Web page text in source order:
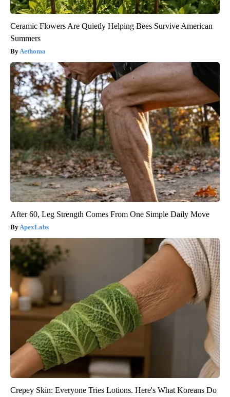
Ceramic Flowers Are Quietly Helping Bees Survive American
Summers
Aethoma
After 60, Leg Strength Comes From One Simple Daily Move
ApexLabs
Crepey Skin: Everyone Tries Lotions. Here's What Koreans Do